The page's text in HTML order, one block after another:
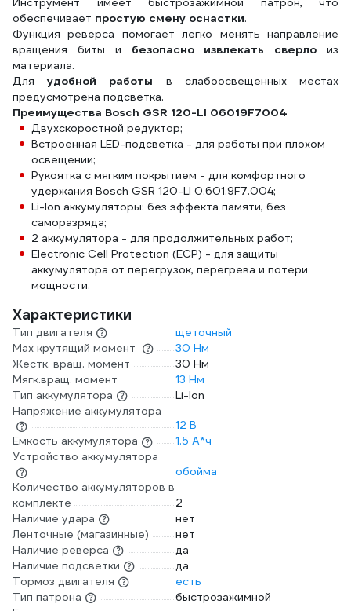
обеспечивает простую смену оснастки.
Функция реверса помогает легко менять направление
вращения биты и безопасно извлекать сверло из
материала.
Дляудобной работы в слабоосвещенных местах
предусмотрена подсветка.
Преимущества Bosch GSR 120-LI 06019F7004
Двухскоростной редуктор;
Встроенная LED-подсветка - для работы при плохом
освещении;
Рукоятка с мягким покрытием - для комфортного
удержания Bosch GSR 120-LI 0.601.9F7.004;
Li-lon аккумуляторы: без эффекта памяти, без
саморазряда;
2 аккумулятора - для продолжительных работ;
Electronic Cell Protection (ECP) - для защиты
аккумулятора от перегрузок, перегрева и потери
мощности.
Характеристики
Тип двигателя
щеточный
Max крутящий момент
30 Нм
Жестк. вращ. момент
30 Нм
Мягк.вращ. момент
13 Нм
Тип аккумулятора
Li-Ion
Напряжение аккумулятора
12 В
Емкость аккумулятора
1.5 А*ч
Устройство аккумулятора
обойма
Количество аккумуляторов в
комплекте
2
Наличие удара
нет
Ленточные (магазинные)
нет
Наличие реверса
да
Наличие подсветки
да
Тормоз двигателя
есть
Тип патрона
быстрозажимной